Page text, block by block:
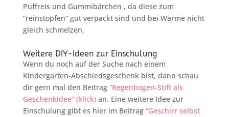
Puffreis und Gummibärchen , da diese zum
“reinstopfen” gut verpackt sind und bei Wärme nicht
gleich schmelzen.
Weitere DIY-Ideen zur Einschulung
Wenn du noch auf der Suche nach einem
Kindergarten-Abschiedsgeschenk bist, dann schau
dir gern mal den Beitrag “Regenbogen-Stift als
Geschenkidee” (klick)an. Eine weitere Idee zur
Einschulung gibt es hier im Beitrag “Geschirr selbst